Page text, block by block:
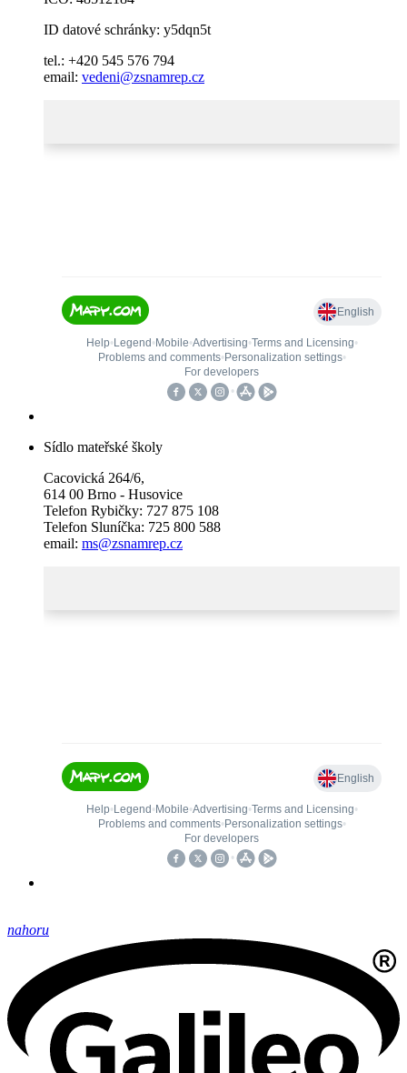
ID datové schránky: y5dqn5t
tel.: +420 545 576 794
email: vedeni@zsnamrep.cz
Sídlo mateřské školy
Cacovická 264/6,
614 00 Brno - Husovice
Telefon Rybičky: 727 875 108
Telefon Sluníčka: 725 800 588
email: ms@zsnamrep.cz
nahoru